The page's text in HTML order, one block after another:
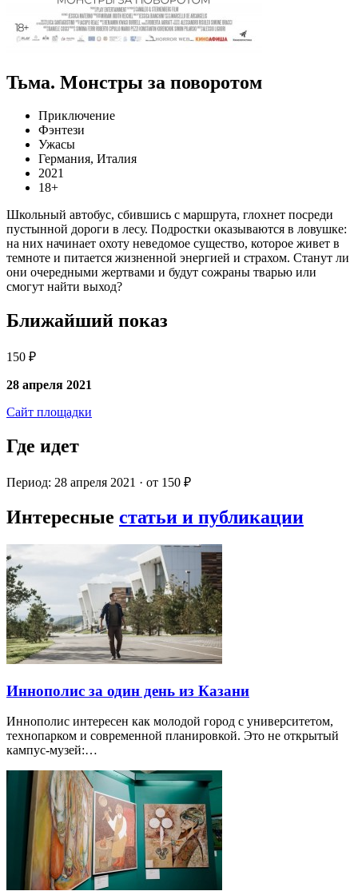
Тьма. Монстры за поворотом
Приключение
Фэнтези
Ужасы
Германия, Италия
2021
18+
Школьный автобус, сбившись с маршрута, глохнет посреди
пустынной дороги в лесу. Подростки оказываются в ловушке:
на них начинает охоту неведомое существо, которое живет в
темноте и питается жизненной энергией и страхом. Станут ли
они очередными жертвами и будут сожраны тварью или
смогут найти выход?
Ближайший показ
150 ₽
28 апреля 2021
Сайт площадки
Где идет
Период: 28 апреля 2021 · от 150 ₽
Интересные статьи и публикации
Иннополис за один день из Казани
Иннополис интересен как молодой город с университетом,
технопарком и современной планировкой. Это не открытый
кампус-музей:…